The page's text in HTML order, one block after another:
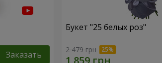
Заказать
Букет "25 белых роз"
2 479 грн